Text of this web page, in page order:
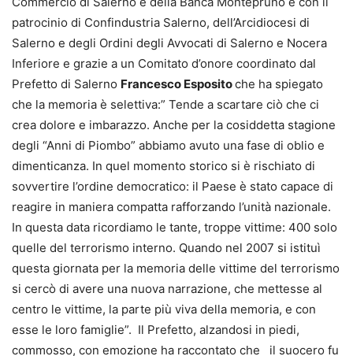
patrocinio di Confindustria Salerno, dell’Arcidiocesi di
Salerno e degli Ordini degli Avvocati di Salerno e Nocera
Inferiore e grazie a un Comitato d’onore coordinato dal
Prefetto di Salerno Francesco Espositoche ha spiegato
che la memoria è selettiva:” Tende a scartare ciò che ci
crea dolore e imbarazzo. Anche per la cosiddetta stagione
degli “Anni di Piombo” abbiamo avuto una fase di oblio e
dimenticanza. In quel momento storico si è rischiato di
sovvertire l’ordine democratico: il Paese è stato capace di
reagire in maniera compatta rafforzando l’unità nazionale.
In questa data ricordiamo le tante, troppe vittime: 400 solo
quelle del terrorismo interno. Quando nel 2007 si istituì
questa giornata per la memoria delle vittime del terrorismo
si cercò di avere una nuova narrazione, che mettesse al
centro le vittime, la parte più viva della memoria, e con
esse le loro famiglie”. Il Prefetto, alzandosi in piedi,
commosso, con emozione ha raccontato che il suocero fu